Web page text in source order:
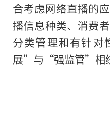
合考虑网络直播的
播信息种类、消费
分类管理和有针
展”与“强监管”相